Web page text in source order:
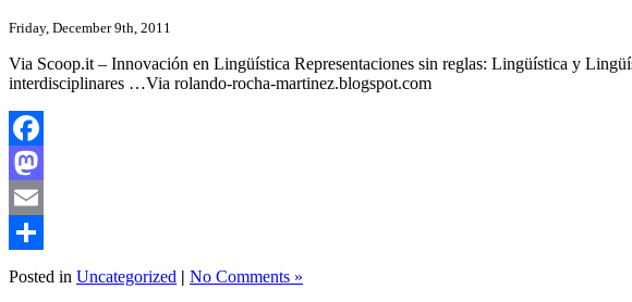
Friday, December 9th, 2011
Via Scoop.it – Innovación en Lingüística Representaciones sin reglas: Lingüística y
interdisciplinares …Via rolando-rocha-martinez.blogspot.com
Facebook
Mastodon
Email
Share
Posted in Uncategorized | No Comments »